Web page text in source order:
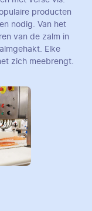
producten
nodig. Van het
van de zalm in
Elke
zich meebrengt.